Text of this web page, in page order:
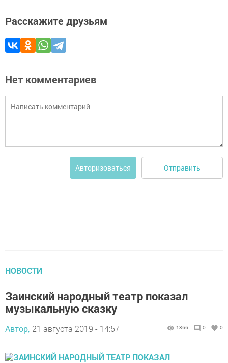
Расскажите друзьям
Нет комментариев
Авторизоваться Отправить
НОВОСТИ
Заинский народный театр показал
музыкальную сказку
Автор, 21 августа 2019 - 14:57 1366 0 0